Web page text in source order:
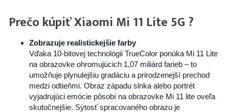
Prečo kúpiť Xiaomi Mi 11 Lite 5G ?
Zobrazuje realistickejšie farby
Vďaka 10-bitovej technológii TrueColor ponúka Mi 11 Lite
na obrazovke ohromujúcich 1,07 miliárd farieb – to
umožňuje plynulejšiu gradáciu a prirodzenejší prechod
medzi odtieňmi. Obraz západu slnka alebo portrét
vyjadrujúci emócie pôsobí na obrazovke Mi 11 lite oveľa
skutočnejšie. Sýtosť spracovaného obrazu je